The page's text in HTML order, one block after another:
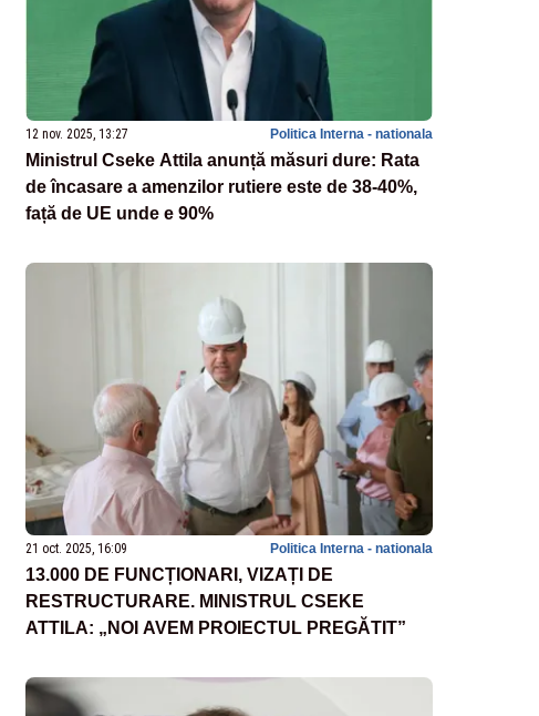
12 nov. 2025, 13:27 Politica Interna - nationala
Ministrul Cseke Attila anunță măsuri dure: Rata
de încasare a amenzilor rutiere este de 38-40%,
față de UE unde e 90%
21 oct. 2025, 16:09 Politica Interna - nationala
13.000 DE FUNCȚIONARI, VIZAȚI DE
RESTRUCTURARE. MINISTRUL CSEKE
ATTILA: „NOI AVEM PROIECTUL PREGĂTIT”